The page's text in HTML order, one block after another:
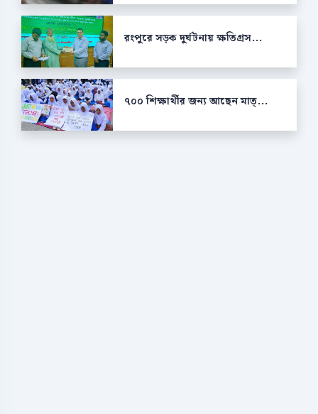
রংপুরে সড়ক দুর্ঘটনায় ক্ষতিগ্রস...
৭০০ শিক্ষার্থীর জন্য আছেন মাত্...